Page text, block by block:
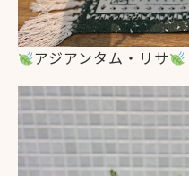
アジアンタム・リサ